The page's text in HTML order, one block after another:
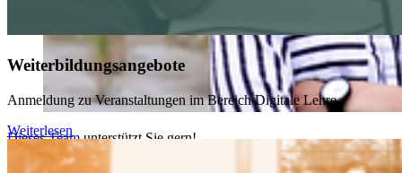
Weiterbildungsangebote
Anmeldung zu Veranstaltungen im Bereich Digitale Lehre
Weiterlesen
Dieses Teamunterstützt Sie gern!
Wir sind für Sie da – digital & vor Ort – auch in englischer